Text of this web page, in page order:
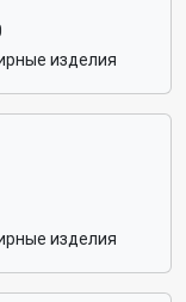
изделия
изделия